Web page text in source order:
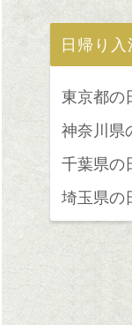
日帰り
東京都の
神奈川県
千葉県の
埼玉県の